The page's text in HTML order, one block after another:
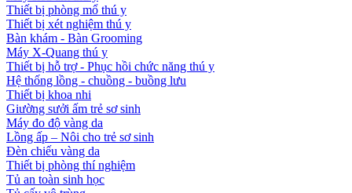
Thiết bị phòng mổ thú y
Thiết bị xét nghiệm thú y
Bàn khám - Bàn Grooming
Máy X-Quang thú y
Thiết bị hỗ trợ - Phục hồi chức năng thú y
Hệ thống lồng - chuồng - buồng lưu
Thiết bị khoa nhi
Giường sưởi ấm trẻ sơ sinh
Máy đo độ vàng da
Lồng ấp – Nôi cho trẻ sơ sinh
Đèn chiếu vàng da
Thiết bị phòng thí nghiệm
Tủ an toàn sinh học